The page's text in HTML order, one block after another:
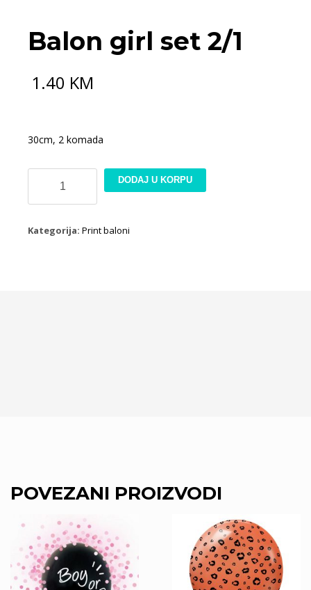
Balon girl set 2/1
1.40 KM
30cm, 2 komada
set
količina
DODAJ U KORPU
Kategorija: Print baloni
POVEZANI PROIZVODI